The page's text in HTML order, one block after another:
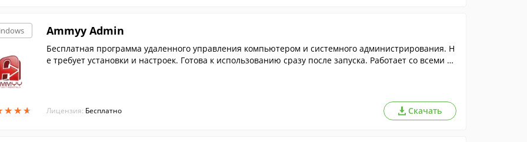
★★★
★★★
Ammyy Admin
Бесплатная программа удаленного управления компьютером и системного администрирования. Н
е требует установки и настроек. Готова к использованию сразу после запуска. Работает со всеми из
Лицензия: Бесплатно Скачать